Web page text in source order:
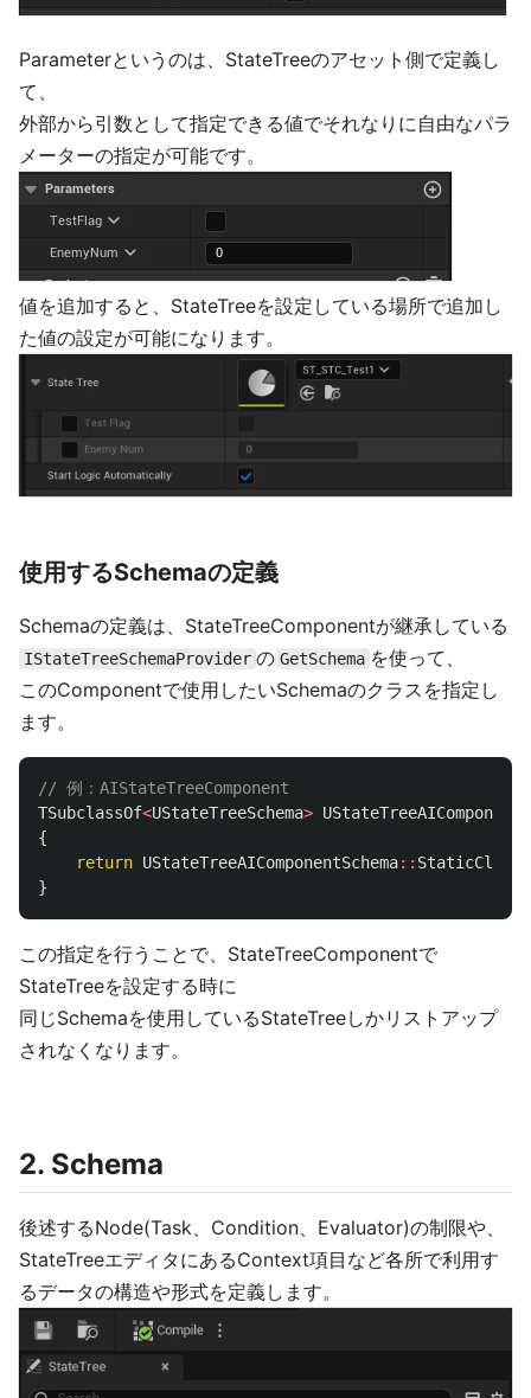
Parameterというのは、StateTreeのアセット側で定義し
て、
外部から引数として指定できる値でそれなりに自由なパラ
メーターの指定が可能です。
値を追加すると、StateTreeを設定している場所で追加し
た値の設定が可能になります。
使用するSchemaの定義
Schemaの定義は、StateTreeComponentが継承している
IStateTreeSchemaProvider の GetSchema を使って、
このComponentで使用したいSchemaのクラスを指定し
ます。
// 例：AIStateTreeComponent
TSubclassOf<UStateTreeSchema> UStateTreeAIComponent
{
return UStateTreeAIComponentSchema:: StaticClass
}
この指定を行うことで、StateTreeComponentで
StateTreeを設定する時に
同じSchemaを使用しているStateTreeしかリストアップ
されなくなります。
2. Schema
後述するNode(Task、Condition、Evaluator)の制限や、
StateTreeエディタにあるContext項目など各所で利用す
るデータの構造や形式を定義します。